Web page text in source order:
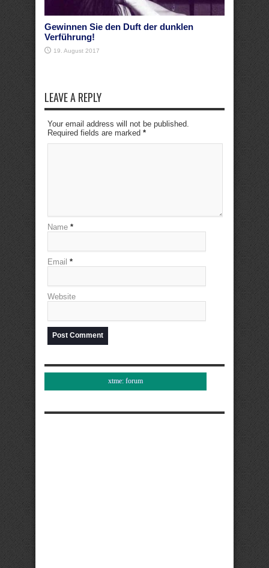
Gewinnen Sie den Duft der dunklen
Verführung!
19. August 2017
LEAVE A REPLY
Your email address will not be published.
Required fields are marked *
Name *
Email *
Website
xtme: forum